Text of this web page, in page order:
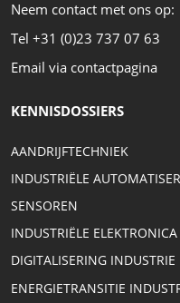
Neem contact met ons op:
Tel +31 (0)23 737 07 63
Email via contactpagina
KENNISDOSSIERS
AANDRIJFTECHNIEK
INDUSTRIËLE
SENSOREN
INDUSTRIËLE ELEKTRONICA
DIGITALISERING INDUSTRIE
ENERGIETRANSITIE